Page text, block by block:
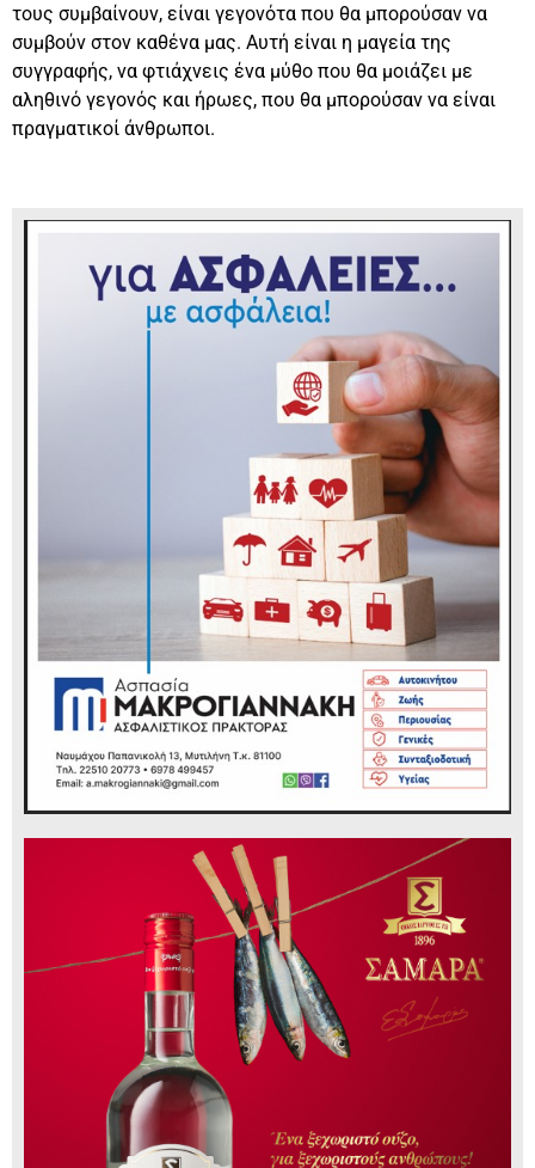
τους συμβαίνουν, είναι γεγονότα που θα μπορούσαν να
συμβούν στον καθένα μας. Αυτή είναι η μαγεία της
συγγραφής, να φτιάχνεις ένα μύθο που θα μοιάζει με
αληθινό γεγονός και ήρωες, που θα μπορούσαν να είναι
πραγματικοί άνθρωποι.